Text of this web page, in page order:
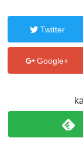
Twitter
Google+